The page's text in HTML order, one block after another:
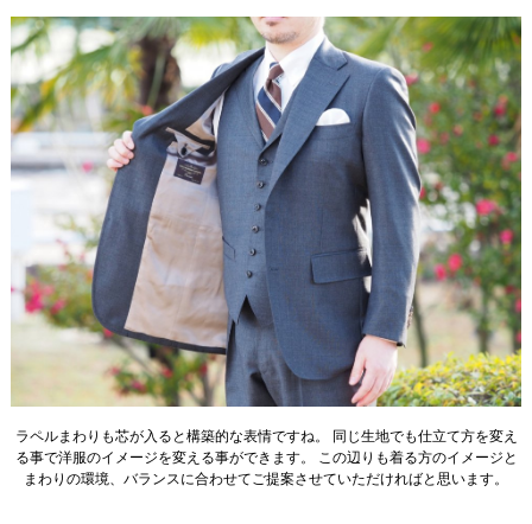
ラペルまわりも芯が入ると構築的な表情ですね。 同じ生地でも仕立て方を変え
る事で洋服のイメージを変える事ができます。 この辺りも着る方のイメージと
まわりの環境、バランスに合わせてご提案させていただければと思います。